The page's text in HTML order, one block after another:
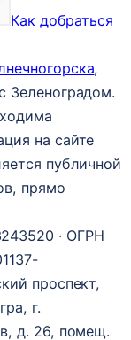
Как добраться
,
Зеленоградом.
на сайте
публичной
прямо
· ОГРН
проспект,
г.
д. 26, помещ.